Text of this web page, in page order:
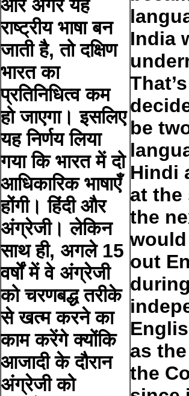
और अगर यह
राष्ट्रीय भाषा बन
जाती है, तो दक्षिण
भारत का
प्रतिनिधित्व कम
हो जाएगा। इसलिए
यह निर्णय लिया
गया कि भारत में दो
आधिकारिक भाषाएँ
होंगी। हिंदी और
अंग्रेजी। लेकिन
साथ ही, अगले 15
वर्षों में वे अंग्रेजी
को चरणबद्ध तरीके
से खत्म करने का
काम करेंगे क्योंकि
आजादी के दौरान
अंग्रेजी को
India
be
Hindi
at the
the
out
as
the